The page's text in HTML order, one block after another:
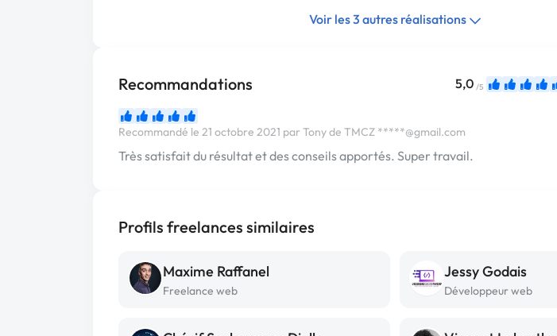
Voir les 3 autres réalisations
Recommandations 5,0 /5
Recommandé le 21 octobre 2021 par Tony de TMCZ *****@gmail.com
Très satisfait du résultat et des conseils apportés. Super travail.
Profils freelances similaires
Maxime Raffanel
Freelance web
Jessy Godais
Développeur web